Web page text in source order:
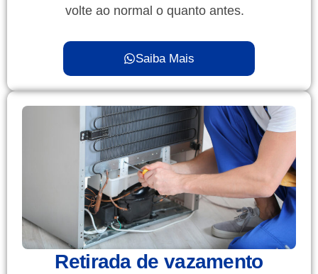
volte ao normal o quanto antes.
Saiba Mais
Retirada de vazamento